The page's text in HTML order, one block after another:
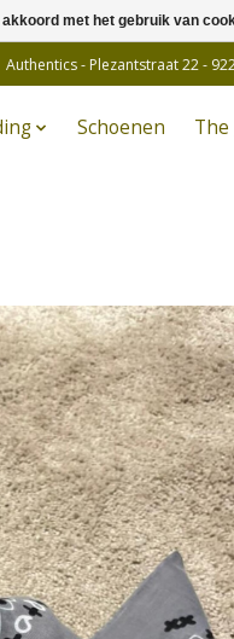
- Plezantstraat 22 -
Schoenen
met het gebruik van